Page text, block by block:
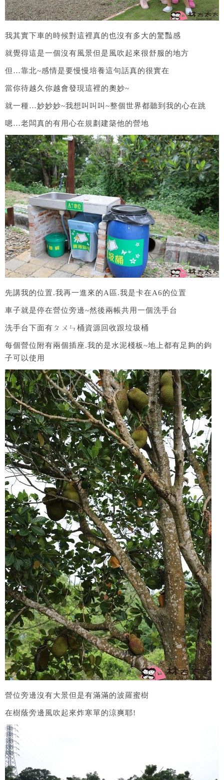
我其實下車的時候對這裡真的也沒有多大的驚豔感
就覺得這是一個沒有風景但是風吹起來很舒服的地方
但…靠北~感情是要慢慢培養這句話真的很實在
當你待越久你越會發現這裡的奧妙~
就一種…妙妙妙~我想叫叫叫~整個世界都聽到我的心在跳
嗯…老闆真的有用心在規劃建築他的營地
先講我的位置.我再一進來的A區.我是卡在A6的位置
車子就是停在營位旁邊~然後兩帳共用一個洗手台
洗手台下面有ㄆㄨㄣ桶資源回收跟垃圾桶
每個營位附有兩個插座.我的是水泥棧板~地上都有足夠的鉤
子可以使用
營位旁邊沒有大景但是有滿滿的波羅蜜樹
在樹蔭旁邊風吹起來炸寒單的涼爽耶!